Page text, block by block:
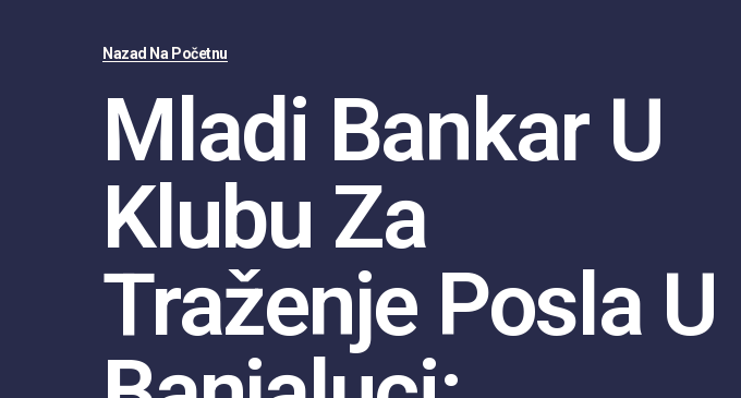
Nazad Na Početnu
Mladi Bankar U
Klubu Za
Traženje Posla U